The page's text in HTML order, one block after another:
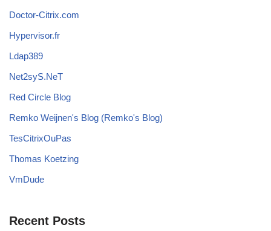
Doctor-Citrix.com
Hypervisor.fr
Ldap389
Net2syS.NeT
Red Circle Blog
Remko Weijnen's Blog (Remko's Blog)
TesCitrixOuPas
Thomas Koetzing
VmDude
Recent Posts